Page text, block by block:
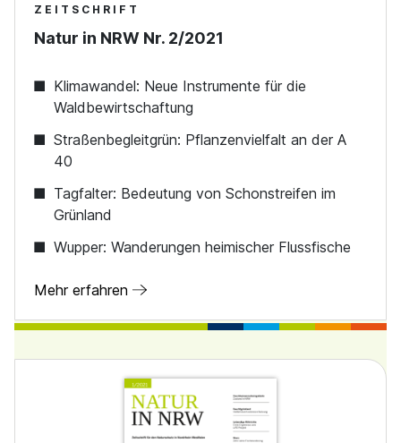
ZEITSCHRIFT
Natur in NRW Nr. 2/2021
Klimawandel: Neue Instrumente für die
Waldbewirtschaftung
Straßenbegleitgrün: Pflanzenvielfalt an der A
40
Tagfalter: Bedeutung von Schonstreifen im
Grünland
Wupper: Wanderungen heimischer Flussfische
Mehr erfahren